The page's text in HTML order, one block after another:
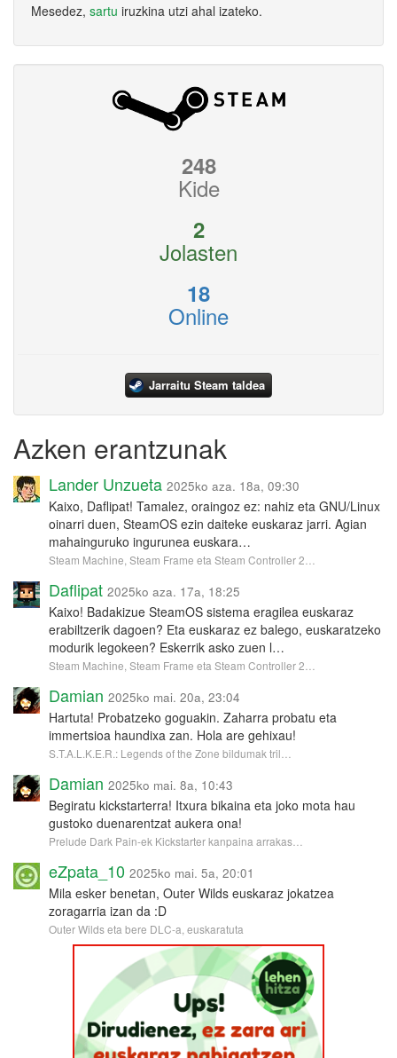
Mesedez, sartu iruzkina utzi ahal izateko.
248
Kide
2
Jolasten
18
Online
Jarraitu Steam taldea
Azken erantzunak
Lander Unzueta 2025ko aza. 18a, 09:30
Kaixo, Daflipat! Tamalez, oraingoz ez: nahiz eta GNU/Linux
oinarri duen, SteamOS ezin daiteke euskaraz jarri. Agian
mahainguruko ingurunea euskara…
Steam Machine, Steam Frame eta Steam Controller 2…
Daflipat 2025ko aza. 17a, 18:25
Kaixo! Badakizue SteamOS sistema eragilea euskaraz
erabiltzerik dagoen? Eta euskaraz ez balego, euskaratzeko
modurik legokeen? Eskerrik asko zuen l…
Steam Machine, Steam Frame eta Steam Controller 2…
Damian 2025ko mai. 20a, 23:04
Hartuta! Probatzeko goguakin. Zaharra probatu eta
immertsioa haundixa zan. Hola are gehixau!
S.T.A.L.K.E.R.: Legends of the Zone bildumak tril…
Damian 2025ko mai. 8a, 10:43
Begiratu kickstarterra! Itxura bikaina eta joko mota hau
gustoko duenarentzat aukera ona!
Prelude Dark Pain-ek Kickstarter kanpaina arrakas…
eZpata_10 2025ko mai. 5a, 20:01
Mila esker benetan, Outer Wilds euskaraz jokatzea
zoragarria izan da :D
Outer Wilds eta bere DLC-a, euskaratuta